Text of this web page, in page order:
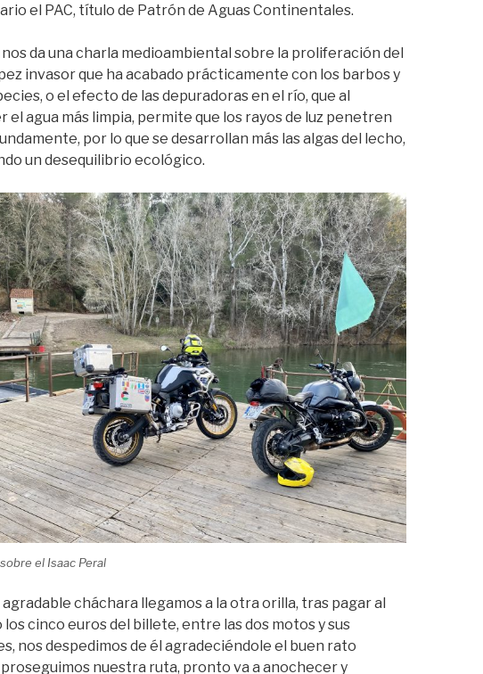
el PAC, título de Patrón de Aguas Continentales.
da una charla medioambiental sobre la proliferación del
invasor que ha acabado prácticamente con los barbos y
o el efecto de las depuradoras en el río, que al
el agua más limpia, permite que los rayos de luz penetren
por lo que se desarrollan más las algas del lecho,
un desequilibrio ecológico.
el Isaac Peral
cháchara llegamos a la otra orilla, tras pagar al
los cinco euros del billete, entre las dos motos y sus
nos despedimos de él agradeciéndole el buen rato
proseguimos nuestra ruta, pronto va a anochecer y